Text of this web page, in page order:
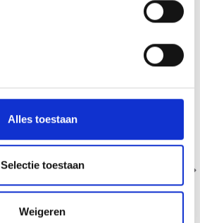
Alles toestaan
Selectie toestaan
Weigeren